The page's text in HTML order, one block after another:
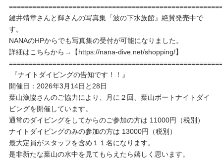
鍵井靖章さんと輝さんの写真集「波の下水族館』絶賛発売中で
す。
NANAのHPからでも写真集の受付が可能になりました。
詳細はこちらから→【https://nana-dive.net/shopping/】
『ナイトダイビングの告知です！！』
開催日：2026年3月14日と28日
葉山漁協さんのご協力により、月に２回、葉山ボートナイトダイ
ビングを開催しています。
通常のダイビングをしてからのご参加の方は 11000円（税別）
ナイトダイビングのみの参加の方は 13000円（税別）
最大定員がスタッフを含め１１名になります。
是非新たな葉山の水中を見てもらえたら嬉しく思います。